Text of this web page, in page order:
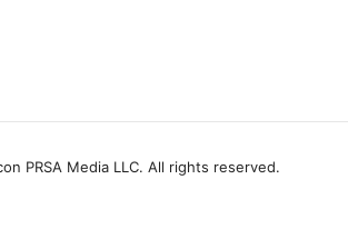
PRSA Media LLC. All rights reserved.